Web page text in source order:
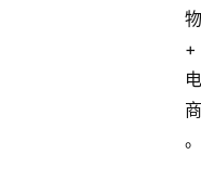
物
+
电
商
。